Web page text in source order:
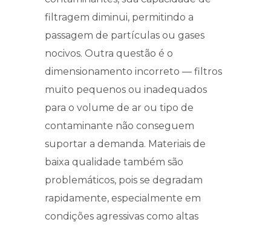
filtragem diminui, permitindo a
passagem de partículas ou gases
nocivos. Outra questão é o
dimensionamento incorreto — filtros
muito pequenos ou inadequados
para o volume de ar ou tipo de
contaminante não conseguem
suportar a demanda. Materiais de
baixa qualidade também são
problemáticos, pois se degradam
rapidamente, especialmente em
condições agressivas como altas